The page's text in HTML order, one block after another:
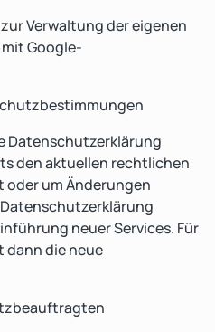
Verwaltung der eigenen
Google-
Datenschutzerklärung
den aktuellen rechtlichen
um Änderungen
neuer Services. Für
dann die neue